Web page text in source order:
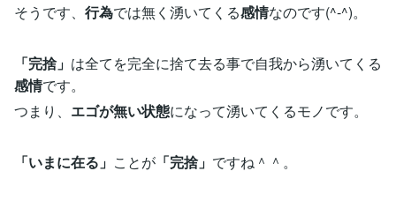
そうです、 行為では無く湧いてくる感情なのです(^-^)。
「完捨」 は全てを完全に捨て去る事で自我から湧いてくる
感情です。
つまり、 エゴが無い状態になって湧いてくるモノです。
「いまに在る」 ことが 「完捨」 ですね＾＾。